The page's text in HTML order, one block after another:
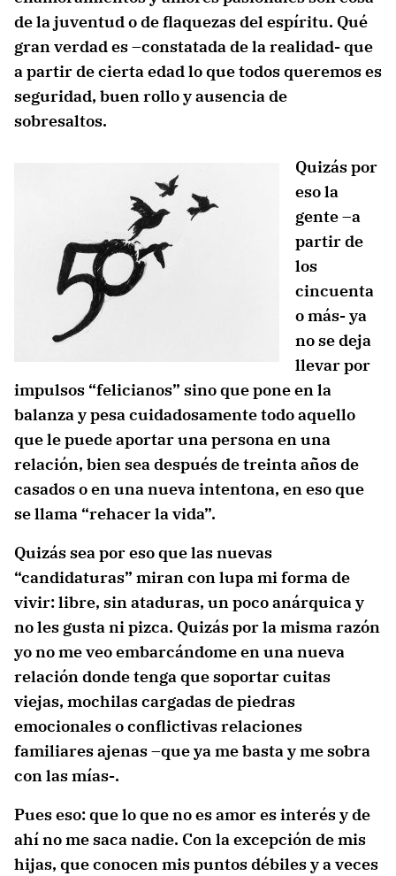
de la juventud o de flaquezas del espíritu. Qué
gran verdad es –constatada de la realidad- que
a partir de cierta edad lo que todos queremos es
seguridad, buen rollo y ausencia de
sobresaltos.
Quizás por
eso la
gente –a
partir de
los
cincuenta
o más- ya
no se deja
llevar por
impulsos “felicianos” sino que pone en la
balanza y pesa cuidadosamente todo aquello
que le puede aportar una persona en una
relación, bien sea después de treinta años de
casados o en una nueva intentona, en eso que
se llama “rehacer la vida”.
Quizás sea por eso que las nuevas
“candidaturas” miran con lupa mi forma de
vivir: libre, sin ataduras, un poco anárquica y
no les gusta ni pizca. Quizás por la misma razón
yo no me veo embarcándome en una nueva
relación donde tenga que soportar cuitas
viejas, mochilas cargadas de piedras
emocionales o conflictivas relaciones
familiares ajenas –que ya me basta y me sobra
con las mías-.
Pues eso: que lo que no es amor es interés y de
ahí no me saca nadie. Con la excepción de mis
hijas, que conocen mis puntos débiles y a veces